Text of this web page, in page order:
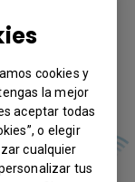
cookies y
la mejor
aceptar todas
o elegir
cualquier
tus